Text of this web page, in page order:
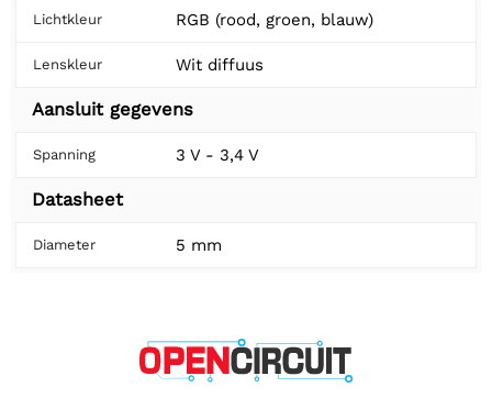
Lichtkleur RGB (rood, groen, blauw)
Lenskleur Wit diffuus
Aansluit gegevens
Spanning 3 V - 3,4 V
Datasheet
Diameter 5 mm